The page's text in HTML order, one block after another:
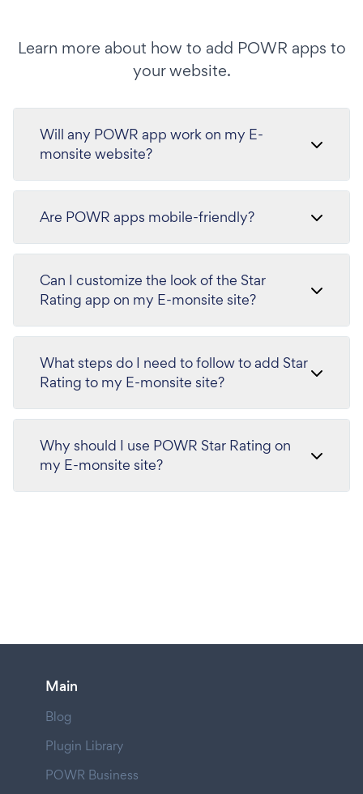
Learn more about how to add POWR apps to
your website.
Will any POWR app work on my E-
monsite website?
Are POWR apps mobile-friendly?
Can I customize the look of the Star
Rating app on my E-monsite site?
What steps do I need to follow to add Star
Rating to my E-monsite site?
Why should I use POWR Star Rating on
my E-monsite site?
Main
Blog
Plugin Library
POWR Business